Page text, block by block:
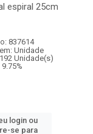
espiral 25cm
837614
Unidade
Unidade(s)
9.75%
login ou
se para